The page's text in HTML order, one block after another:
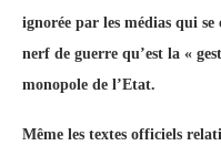
ignorée par les médias qui
nerf de guerre qu’est la «
monopole de l’Etat.
Même les textes officiels